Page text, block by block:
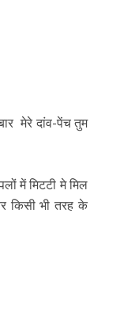
मेरे दांव-पेंच तुम
में मिटटी मे मिल
किसी भी तरह के